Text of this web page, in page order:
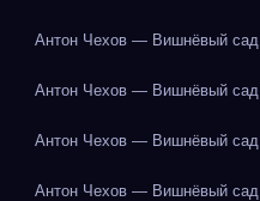
Антон Чехов — Вишнёвый сад
Антон Чехов — Вишнёвый сад
Антон Чехов — Вишнёвый сад
Антон Чехов — Вишнёвый сад